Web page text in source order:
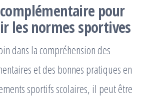
complémentaire pour
les normes sportives
dans la compréhension des
et des bonnes pratiques en
sportifs scolaires, il peut être